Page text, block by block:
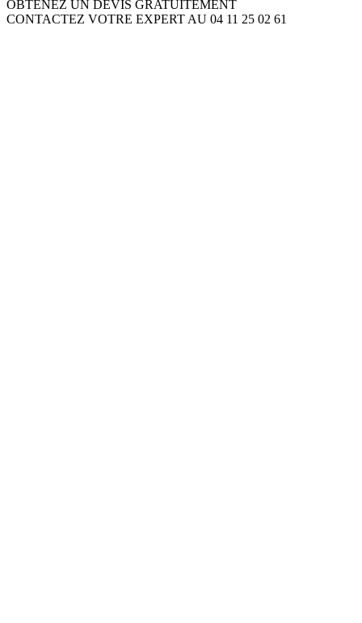
OBTENEZ UN DEVIS GRATUITEMENT
CONTACTEZ VOTRE EXPERT AU 04 11 25 02 61